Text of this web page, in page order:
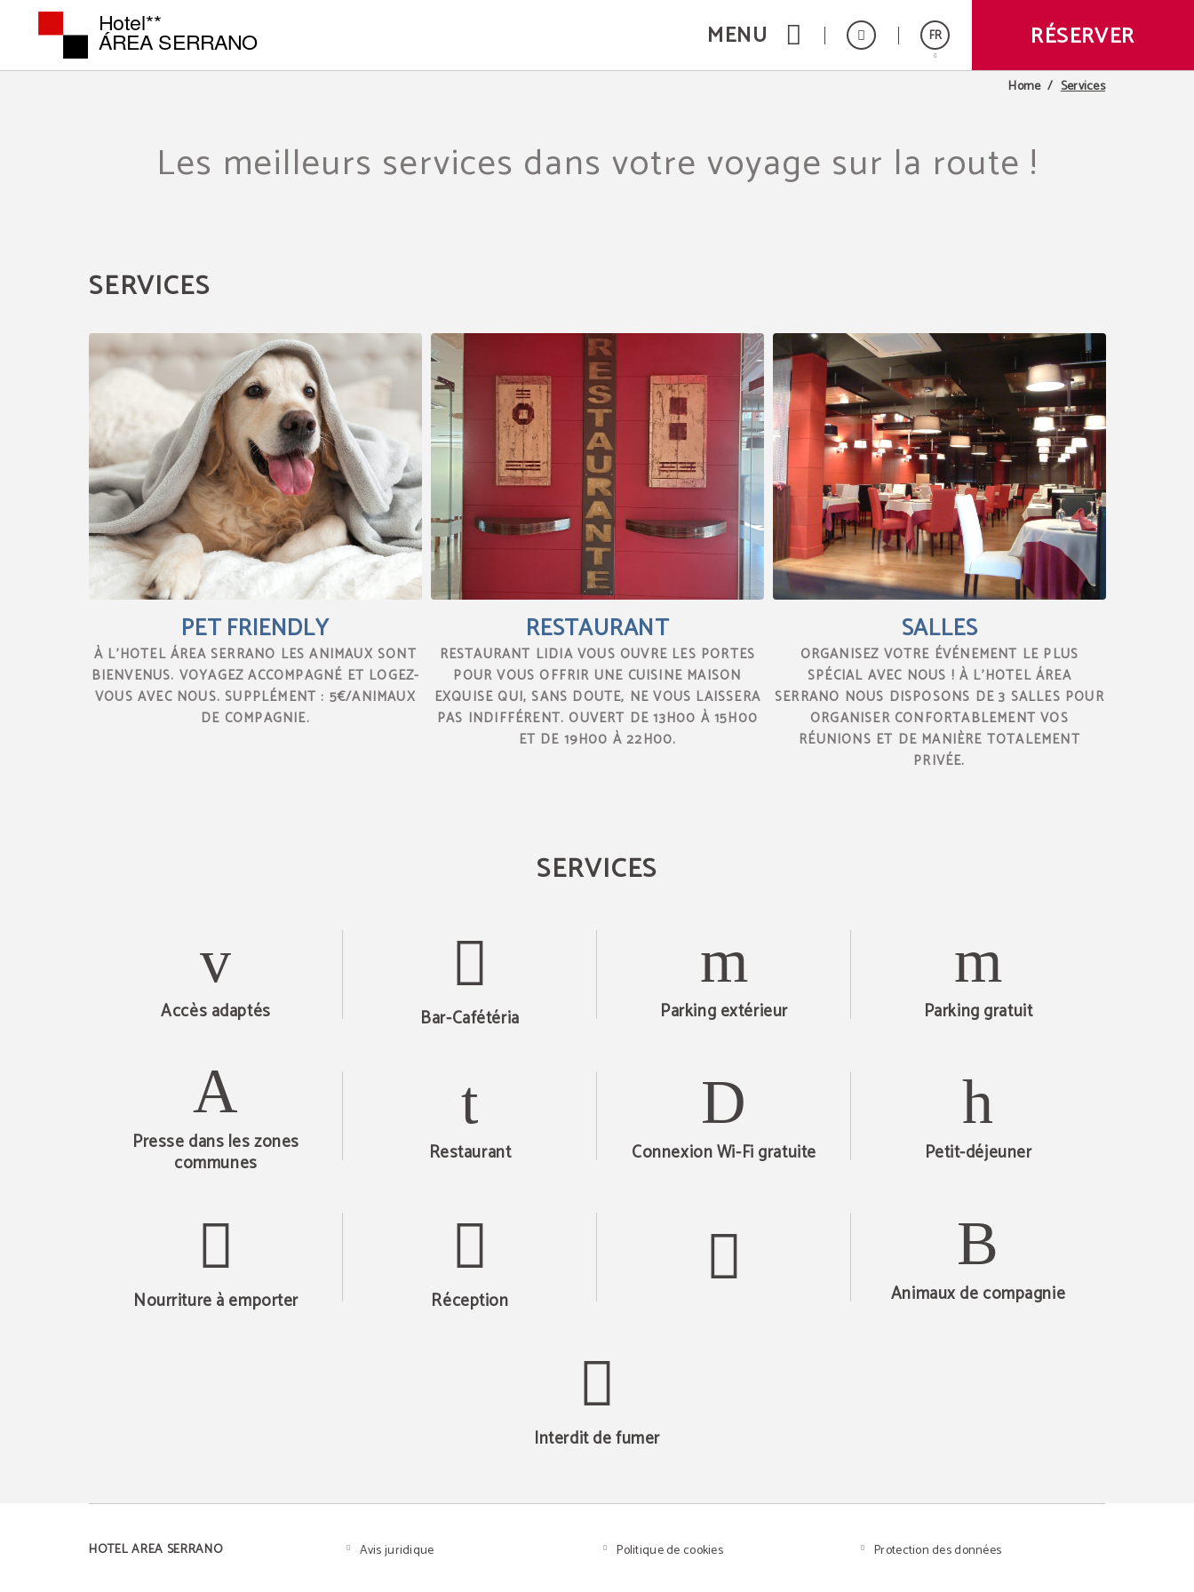
MENU FR RÉSERVER
Services de l´Hotel Area Serrano à Buniel. Site Web Officiel.
Home Services
Les meilleurs services dans votre voyage sur la route !
SERVICES
PET FRIENDLY
À L’HOTEL ÁREA SERRANO LES ANIMAUX SONT
BIENVENUS. VOYAGEZ ACCOMPAGNÉ ET LOGEZ-
VOUS AVEC NOUS. SUPPLÉMENT : 5€/ANIMAUX
DE COMPAGNIE.
RESTAURANT
RESTAURANT LIDIA VOUS OUVRE LES PORTES
POUR VOUS OFFRIR UNE CUISINE MAISON
EXQUISE QUI, SANS DOUTE, NE VOUS LAISSERA
PAS INDIFFÉRENT. OUVERT DE 13H00 À 15H00
ET DE 19H00 À 22H00.
SALLES
ORGANISEZ VOTRE ÉVÉNEMENT LE PLUS
SPÉCIAL AVEC NOUS ! À L’HOTEL ÁREA
SERRANO NOUS DISPOSONS DE 3 SALLES POUR
ORGANISER CONFORTABLEMENT VOS
RÉUNIONS ET DE MANIÈRE TOTALEMENT
PRIVÉE.
SERVICES
Accès adaptés Bar-Cafétéria Parking extérieur Parking gratuit
Presse dans les zones
communes Restaurant Connexion Wi-Fi gratuite Petit-déjeuner
Nourriture à emporter Réception Animaux de compagnie
Interdit de fumer
HOTEL AREA SERRANO Avis juridique Politique de cookies Protection des données